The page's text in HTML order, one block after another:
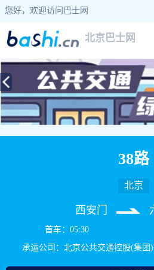
您好，欢迎访问巴士网
北京巴士网
当前位置： 巴士网> 北京巴士 > 38路公
38路
北京
西安门
首车：05:30
承运公司：北京公共交通控股(集团